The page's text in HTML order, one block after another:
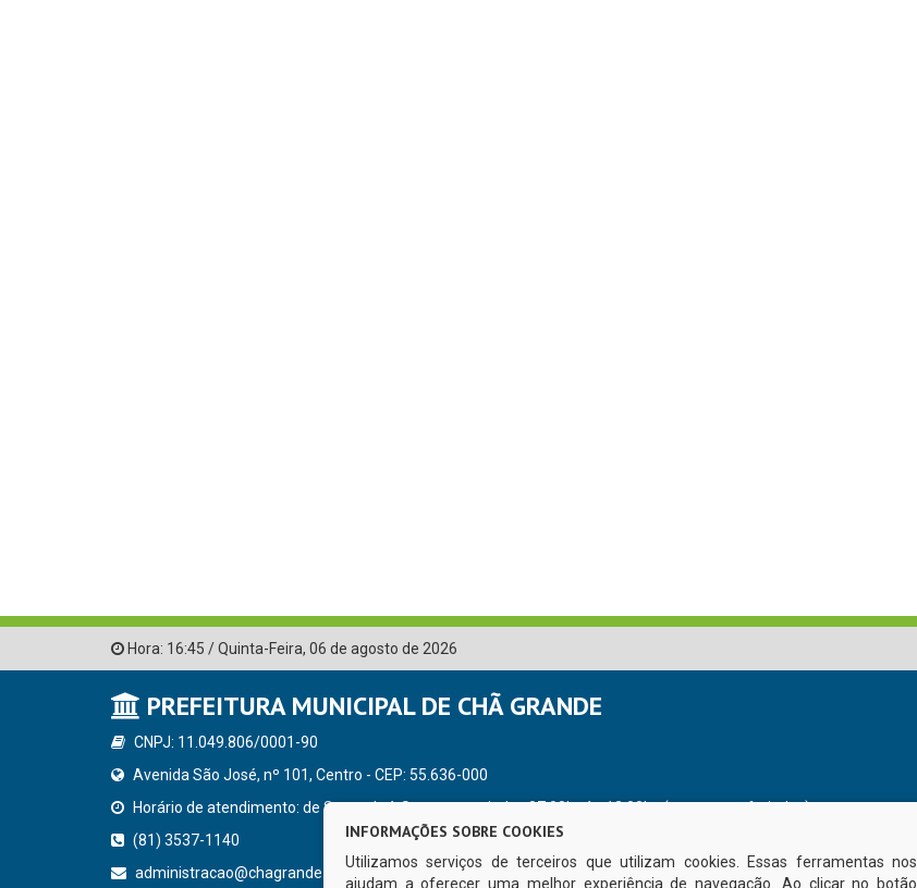
Hora: 16:45 /Quinta-Feira, 06 de agosto de 2026
PREFEITURA MUNICIPAL DE CHÃ GRANDE
CNPJ: 11.049.806/0001-90
Avenida São José, nº 101, Centro - CEP: 55.636-000
Horário de atendimento: de Segunda à Sexta, a partir das 07:00hs às 13:00hs (exceto nos feriados)
(81) 3537-1140
administracao@chagrande.pe.gov.br
INFORMAÇÕES SOBRE COOKIES
Utilizamos serviços de terceiros que utilizam cookies. Essas ferramentas nos
ajudam a oferecer uma melhor experiência de navegação. Ao clicar no botão